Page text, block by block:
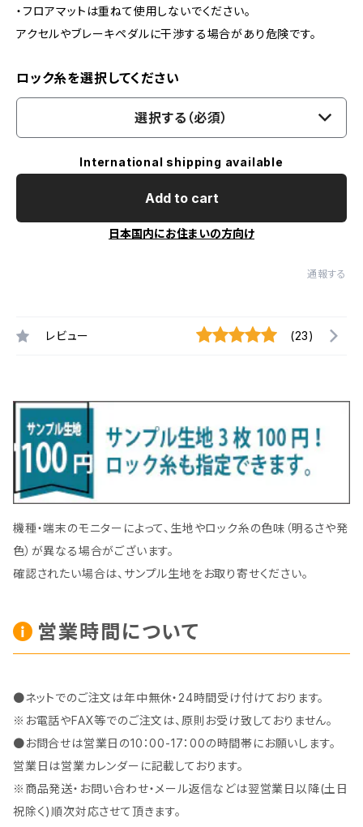
・フロアマットは重ねて使用しないでください。
アクセルやブレーキペダルに干渉する場合があり危険です。
ロック糸を選択してください
選択する（必須）
International shipping available
Add to cart
日本国内にお住まいの方向け
通報する
レビュー (23)
機種・端末のモニターによって、生地やロック糸の色味（明るさや発
色）が異なる場合がございます。
確認されたい場合は、サンプル生地をお取り寄せください。
営業時間について
●ネットでのご注文は年中無休・24時間受け付けております。
※お電話やFAX等でのご注文は、原則お受け致しておりません。
●お問合せは営業日の10：00-17：00の時間帯にお願いします。
営業日は営業カレンダーに記載しております。
※商品発送・お問い合わせ・メール返信などは翌営業日以降(土日
祝除く)順次対応させて頂きます。